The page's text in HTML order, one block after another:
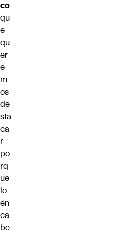
co
qu
e
qu
er
e
m
os
de
sta
ca
r
po
rq
ue
lo
en
ca
be